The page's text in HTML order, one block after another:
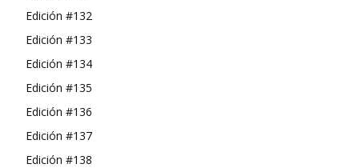
Edición #132
Edición #133
Edición #134
Edición #135
Edición #136
Edición #137
Edición #138